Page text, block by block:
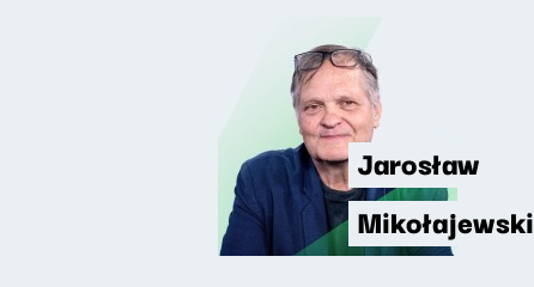
Jarosław
Mikołajewski